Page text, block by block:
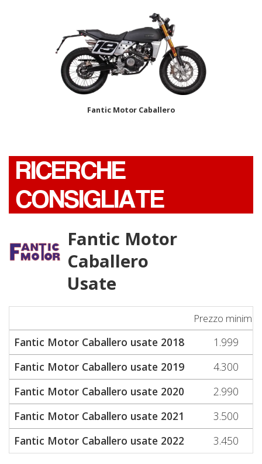
Fantic Motor Caballero
RICERCHE
CONSIGLIATE
Fantic Motor
Caballero
Usate
Prezzo minimo
Fantic Motor Caballero usate 2018
1.999
Fantic Motor Caballero usate 2019
4.300
Fantic Motor Caballero usate 2020
2.990
Fantic Motor Caballero usate 2021
3.500
Fantic Motor Caballero usate 2022
3.450